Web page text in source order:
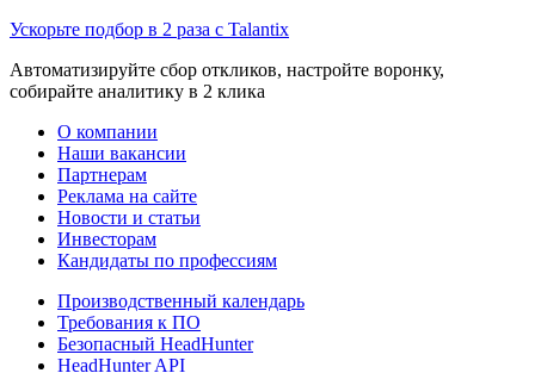
Ускорьте подбор в 2 раза с Talantix
Автоматизируйте сбор откликов, настройте воронку,
собирайте аналитику в 2 клика
О компании
Наши вакансии
Партнерам
Реклама на сайте
Новости и статьи
Инвесторам
Кандидаты по профессиям
Производственный календарь
Требования к ПО
Безопасный HeadHunter
HeadHunter API